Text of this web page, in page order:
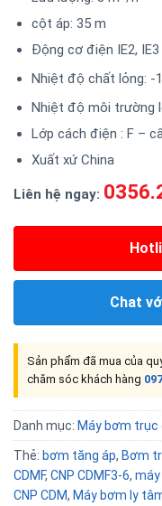
cột áp: 35 m
Động cơ điện IE2, IE3
Nhiệt độ chất lỏng: -
Nhiệt độ môi trường
Lớp cách điện : F –
Xuất xứ China
Liên hệ ngay:
Chat
Sản phẩm đã mua của
chăm sóc khách hàng
Danh mục: Máy bơm trục
Thẻ: bơm tăng áp, Bơm
CDMF, CNP CDMF3-6, máy
CNP CDM, Máy bơm ly